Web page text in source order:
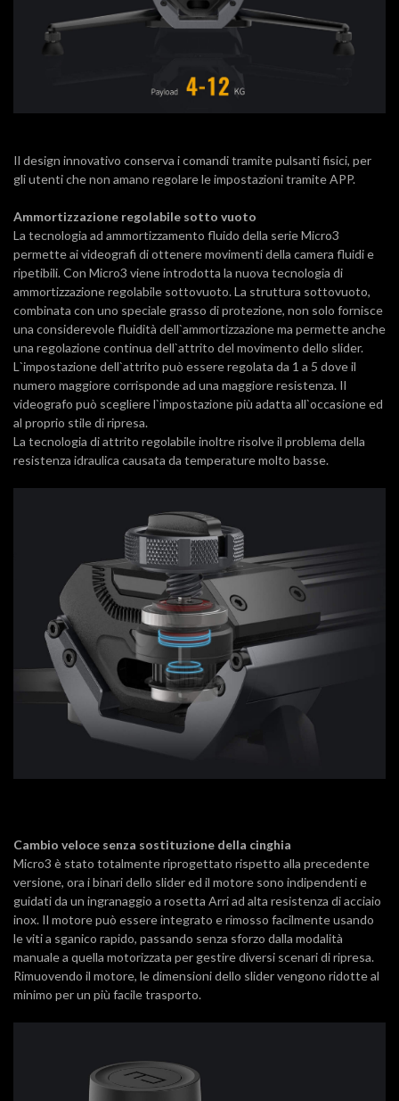
Il design innovativo conserva i comandi tramite pulsanti fisici, per
gli utenti che non amano regolare le impostazioni tramite APP.
Ammortizzazione regolabile sotto vuoto
La tecnologia ad ammortizzamento fluido della serie Micro3
permette ai videografi di ottenere movimenti della camera fluidi e
ripetibili. Con Micro3 viene introdotta la nuova tecnologia di
ammortizzazione regolabile sottovuoto. La struttura sottovuoto,
combinata con uno speciale grasso di protezione, non solo fornisce
una considerevole fluidità dell`ammortizzazione ma permette anche
una regolazione continua dell`attrito del movimento dello slider.
L`impostazione dell`attrito può essere regolata da 1 a 5 dove il
numero maggiore corrisponde ad una maggiore resistenza. Il
videografo può scegliere l`impostazione più adatta all`occasione ed
al proprio stile di ripresa.
La tecnologia di attrito regolabile inoltre risolve il problema della
resistenza idraulica causata da temperature molto basse.
Cambio veloce senza sostituzione della cinghia
Micro3 è stato totalmente riprogettato rispetto alla precedente
versione, ora i binari dello slider ed il motore sono indipendenti e
guidati da un ingranaggio a rosetta Arri ad alta resistenza di acciaio
inox. Il motore può essere integrato e rimosso facilmente usando
le viti a sganico rapido, passando senza sforzo dalla modalità
manuale a quella motorizzata per gestire diversi scenari di ripresa.
Rimuovendo il motore, le dimensioni dello slider vengono ridotte al
minimo per un più facile trasporto.